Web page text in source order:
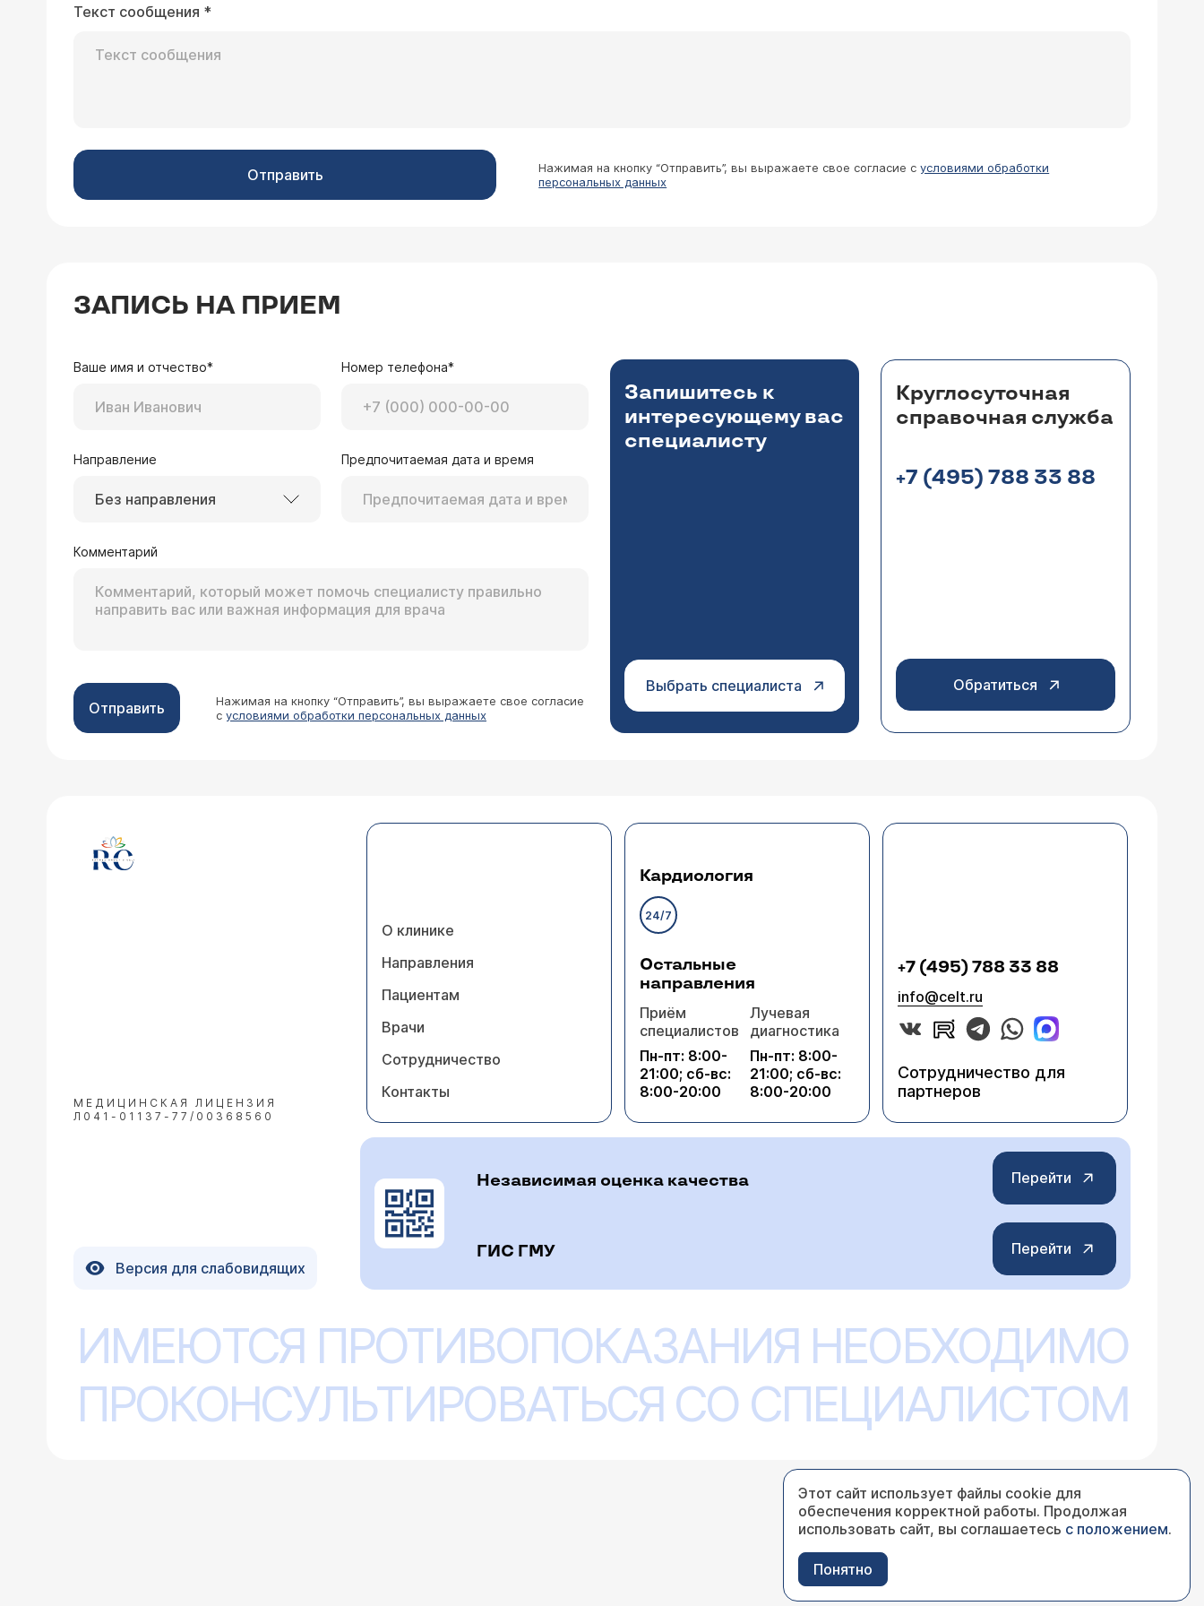
проведения на 1-3 мм. При попадании света кожа начинает чесаться и зудеть без покраснений. При длительном мытье рук
возникает эффект "мокрых перчаток" на пальцах. Кожа покрывается серым налетом. Что бы это могло быть и как от этого
Врач — дерматовенеролог Тараторкин Валентин Валентинович
Судя по описанию, следы, которые остаются после проведения тупыми предметами, очень похожи на проявления так
Текст сообщения *
Отправить Нажимая на кнопку “Отправить”, вы выражаете свое согласие сусловиями обработки
персональных данных
ЗАПИСЬ НА ПРИЕМ
Ваше имя и отчество* Номер телефона*
Направление
Без направления
Предпочитаемая дата и время
Комментарий
Отправить
Нажимая на кнопку “Отправить”, вы выражаете свое согласие
с условиями обработки персональных данных
Запишитесь к
интересующему вас
специалисту
Выбрать специалиста
Круглосуточная
справочная служба
+7 (495) 788 33 88
Обратиться
МЕДИЦИНСКАЯ ЛИЦЕНЗИЯ
Л041-01137-77/00368560
О клинике
Направления
Пациентам
Врачи
Сотрудничество
Контакты
Кардиология
24/7
Остальные
направления
Приём
специалистов
Пн-пт: 8:00-
21:00; сб-вс:
8:00-20:00
Лучевая
диагностика
Пн-пт: 8:00-
21:00; сб-вс:
8:00-20:00
+7 (495) 788 33 88
info@celt.ru
Сотрудничество для
партнеров
Версия для слабовидящих
Независимая оценка качества Перейти
ГИС ГМУ Перейти
ИМЕЮТСЯ ПРОТИВОПОКАЗАНИЯ НЕОБХОДИМО
ПРОКОНСУЛЬТИРОВАТЬСЯ СО СПЕЦИАЛИСТОМ
Этот сайт использует файлы cookie для
обеспечения корректной работы. Продолжая
использовать сайт, вы соглашаетесь с положением.
Понятно